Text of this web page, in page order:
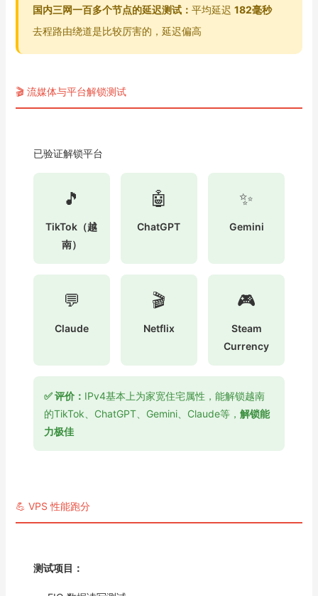
国内三网一百多个节点的延迟测试： 平均延迟 182毫秒
去程路由绕道是比较厉害的，延迟偏高
🎬 流媒体与平台解锁测试
已验证解锁平台
🎵
TikTok（越
南）
🤖
ChatGPT
✨
Gemini
💬
Claude
🎬
Netflix
🎮
Steam
Currency
✅ 评价： IPv4基本上为家宽住宅属性，能解锁越南
的TikTok、ChatGPT、Gemini、Claude等， 解锁能
力极佳
💪 VPS 性能跑分
测试项目：